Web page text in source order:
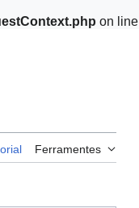
on line
Ferramentes